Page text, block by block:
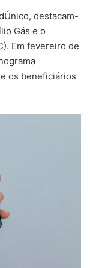
destacam-
Gás e o
Em fevereiro de
os beneficiários